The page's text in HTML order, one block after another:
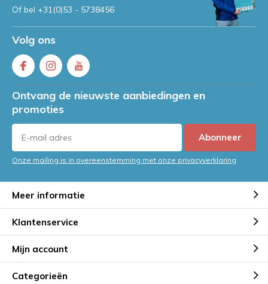
Of bel +31(0)53 - 5738456
Volg ons
Ontvang de nieuwste aanbiedingen en
promoties
Abonneer
Onze mailing is in overeenstemming met onze privacyverklaring
Meer informatie
Klantenservice
Mijn account
Categorieën